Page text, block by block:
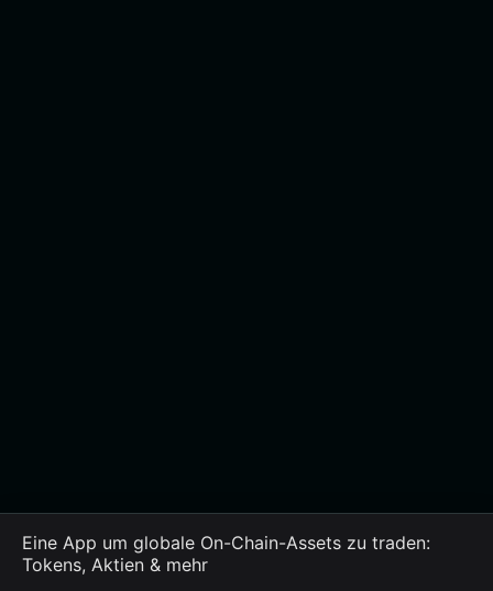
Eine App um globale On-Chain-Assets zu traden:
Tokens, Aktien & mehr